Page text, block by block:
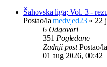
Šahovska liga; Vol. 3 -
Postao/la medvjed23 » 22
6 Odgovori
351 Pogledano
Zadnji postPostao/la
01 aug 2026, 00:42